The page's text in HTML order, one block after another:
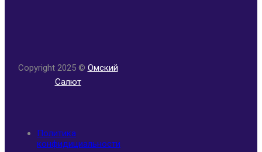
Copyright 2025 © Омский
Салют
Политика
конфидициальности